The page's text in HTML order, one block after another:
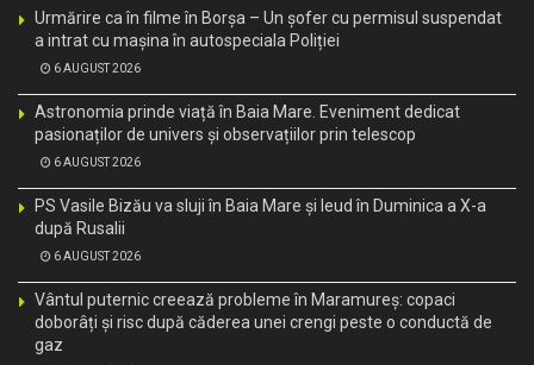
Urmărire ca în filme în Borșa – Un șofer cu permisul suspendat
a intrat cu mașina în autospeciala Poliției
6 AUGUST 2026
Astronomia prinde viață în Baia Mare. Eveniment dedicat
pasionaților de univers și observațiilor prin telescop
6 AUGUST 2026
PS Vasile Bizău va sluji în Baia Mare și Ieud în Duminica a X-a
după Rusalii
6 AUGUST 2026
Vântul puternic creează probleme în Maramureș: copaci
doborâți și risc după căderea unei crengi peste o conductă de
gaz